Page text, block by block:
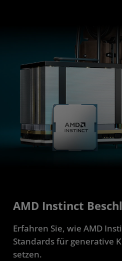
AMD Instinct
Erfahren Sie, wie AMD
Standards für generative
setzen.